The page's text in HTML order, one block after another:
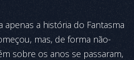
a história do Fantasma
mas, de forma não-
sobre os anos se passaram,